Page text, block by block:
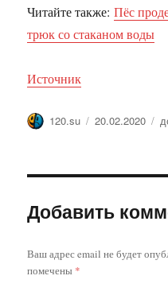
Читайте также:Пёс
трюк со стаканом воды
Источник
Автор
120.su Опубликовано
20.02.2020
Добавить
Ваш адрес email не будет
помечены *